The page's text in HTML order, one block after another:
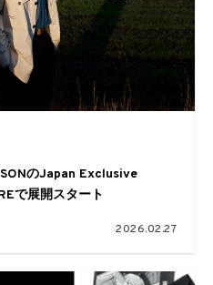
のJapan Exclusive
で展開スタート
2026.02.27